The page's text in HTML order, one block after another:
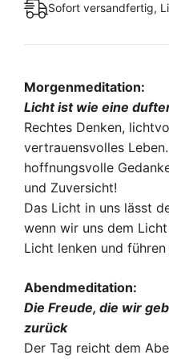
Sofort versandfertig,
Morgenmeditation:
Licht ist wie eine
Rechtes Denken,
vertrauensvolles
hoffnungsvolle
und Zuversicht!
Das Licht in uns lässt
wenn wir uns dem
Licht lenken und führen
Abendmeditation:
Die Freude, die wir
zurück
Der Tag reicht dem